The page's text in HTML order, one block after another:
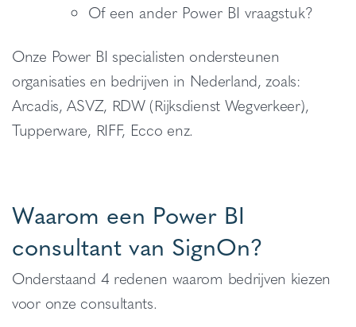
Of een ander Power BI vraagstuk?
Onze Power BI specialisten ondersteunen
organisaties en bedrijven in Nederland, zoals:
Arcadis, ASVZ, RDW (Rijksdienst Wegverkeer),
Tupperware, RIFF, Ecco enz.
Waarom een Power BI
consultant van SignOn?
Onderstaand 4 redenen waarom bedrijven kiezen
voor onze consultants.